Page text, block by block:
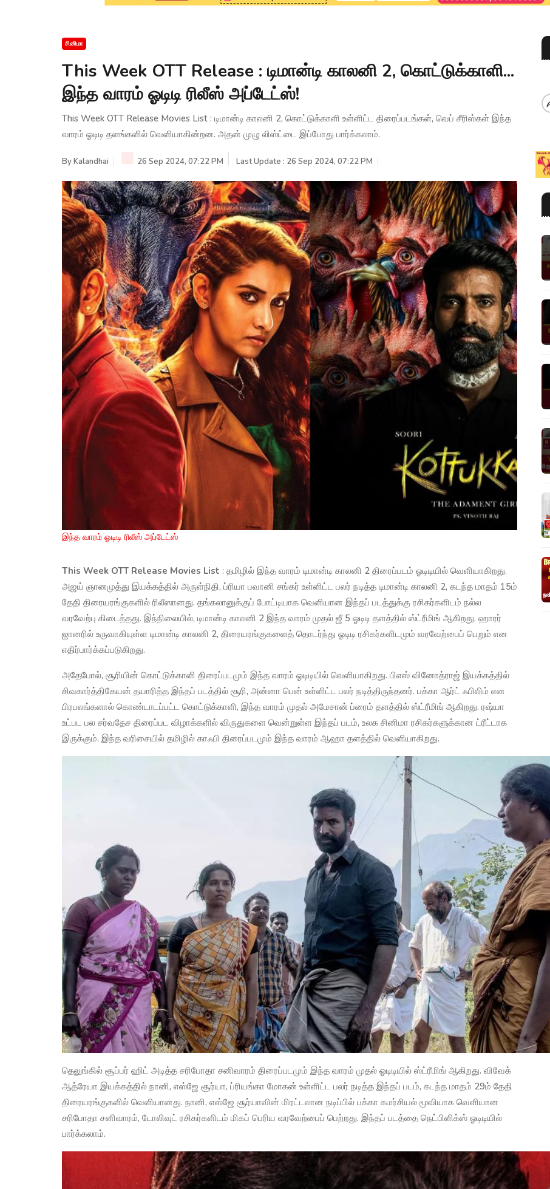
சினிமா
This Week OTT Release : டிமான்டி காலனி 2, கொட்டுக்காளி...
இந்த வாரம் ஓடிடி ரிலீஸ் அப்டேட்ஸ்!
This Week OTT Release Movies List : டிமான்டி காலனி 2, கொட்டுக்காளி உள்ளிட்ட திரைப்படங்கள், வெப் சீரிஸ்கள் இந்த
வாரம் ஓடிடி தளங்களில் வெளியாகின்றன. அதன் முழு லிஸ்ட்டை இப்போது பார்க்கலாம்.
ByKalandhai 26 Sep 2024, 07:22 PM Last Update : 26 Sep 2024, 07:22 PM
இந்த வாரம் ஓடிடி ரிலீஸ் அப்டேட்ஸ்
This Week OTT Release Movies List : தமிழில் இந்த வாரம் டிமான்டி காலனி 2 திரைப்படம் ஓடிடியில் வெளியாகிறது.
அஜய் ஞானமுத்து இயக்கத்தில் அருள்நிதி, ப்ரியா பவானி சங்கர் உள்ளிட்ட பலர் நடித்த டிமான்டி காலனி 2, கடந்த மாதம் 15ம்
தேதி திரையரங்குகளில் ரிலீஸானது. தங்கலானுக்குப் போட்டியாக வெளியான இந்தப் படத்துக்கு ரசிகர்களிடம் நல்ல
வரவேற்பு கிடைத்தது. இந்நிலையில், டிமான்டி காலனி 2 இந்த வாரம் முதல் ஜீ 5 ஓடிடி தளத்தில் ஸ்ட்ரீமிங் ஆகிறது. ஹாரர்
ஜானரில் உருவாகியுள்ள டிமான்டி காலனி 2, திரையரங்குகளைத் தொடர்ந்து ஓடிடி ரசிகர்களிடமும் வரவேற்பைப் பெறும் என
எதிர்பார்க்கப்படுகிறது.
அதேபோல், சூரியின் கொட்டுக்காளி திரைப்படமும் இந்த வாரம் ஓடிடியில் வெளியாகிறது. பிஎஸ் வினோத்ராஜ் இயக்கத்தில்
சிவகார்த்திகேயன் தயாரித்த இந்தப் படத்தில் சூரி, அன்னா பென் உள்ளிட்ட பலர் நடித்திருந்தனர். பக்கா ஆர்ட் ஃபிலிம் என
பிரபலங்களால் கொண்டாடப்பட்ட கொட்டுக்காளி, இந்த வாரம் முதல் அமேசான் ப்ரைம் தளத்தில் ஸ்ட்ரீமிங் ஆகிறது. ரஷ்யா
உட்பட பல சர்வதேச திரைப்பட விழாக்களில் விருதுகளை வென்றுள்ள இந்தப் படம், உலக சினிமா ரசிகர்களுக்கான ட்ரீட்டாக
இருக்கும். இந்த வரிசையில் தமிழில் காஃபி திரைப்படமும் இந்த வாரம் ஆஹா தளத்தில் வெளியாகிறது.
தெலுங்கில் சூப்பர் ஹிட் அடித்த சரிபோதா சனிவாரம் திரைப்படமும் இந்த வாரம் முதல் ஓடிடியில் ஸ்ட்ரீமிங் ஆகிறது. விவேக்
ஆத்ரேயா இயக்கத்தில் நானி, எஸ்ஜே சூர்யா, ப்ரியங்கா மோகன் உள்ளிட்ட பலர் நடித்த இந்தப் படம், கடந்த மாதம் 29ம் தேதி
திரையரங்குகளில் வெளியானது. நானி, எஸ்ஜே சூர்யாவின் மிரட்டலான நடிப்பில் பக்கா கமர்சியல் மூவியாக வெளியான
சரிபோதா சனிவாரம், டோலிவுட் ரசிகர்களிடம் மிகப் பெரிய வரவேற்பைப் பெற்றது. இந்தப் படத்தை நெட்பிளிக்ஸ் ஓடிடியில்
பார்க்கலாம்.